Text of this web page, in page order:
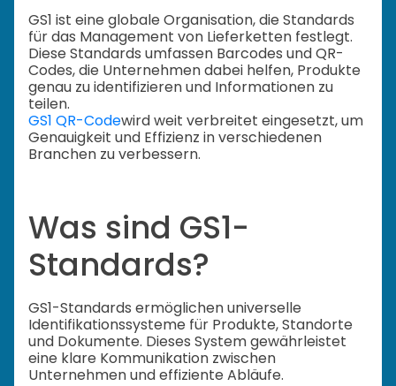
GS1 ist eine globale Organisation, die Standards
für das Management von Lieferketten festlegt.
Diese Standards umfassen Barcodes und QR-
Codes, die Unternehmen dabei helfen, Produkte
genau zu identifizieren und Informationen zu
teilen.
GS1 QR-Codewird weit verbreitet eingesetzt, um
Genauigkeit und Effizienz in verschiedenen
Branchen zu verbessern.
Was sind GS1-
Standards?
GS1-Standards ermöglichen universelle
Identifikationssysteme für Produkte, Standorte
und Dokumente. Dieses System gewährleistet
eine klare Kommunikation zwischen
Unternehmen und effiziente Abläufe.